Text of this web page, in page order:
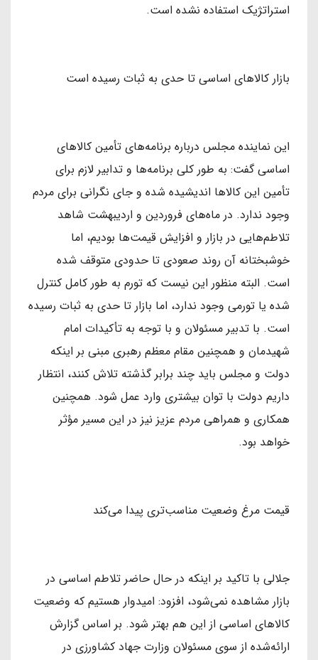
استراتژیک استفاده نشده است.
بازار کالاهای اساسی تا حدی به ثبات رسیده است
این نماینده مجلس درباره برنامه‌های تأمین کالاهای
اساسی گفت: به طور کلی برنامه‌ها و تدابیر لازم برای
تأمین این کالاها اندیشیده شده و جای نگرانی برای مردم
وجود ندارد. در ماه‌های فروردین و اردیبهشت شاهد
تلاطم‌هایی در بازار و افزایش قیمت‌ها بودیم، اما
خوشبختانه آن روند صعودی تا حدودی متوقف شده
است. البته منظور این نیست که تورم به طور کامل کنترل
شده یا تورمی وجود ندارد، اما بازار تا حدی به ثبات رسیده
است. با تدبیر مسئولان و با توجه به تأکیدات امام
شهیدمان و همچنین مقام معظم رهبری مبنی بر اینکه
دولت و مجلس باید چند برابر گذشته تلاش کنند، انتظار
داریم دولت با توان بیشتری وارد عمل شود. همچنین
همکاری و همراهی مردم عزیز نیز در این مسیر مؤثر
خواهد بود.
قیمت مرغ وضعیت مناسب‌تری پیدا می‌کند
جلالی با تاکید بر اینکه در حال حاضر تلاطم اساسی در
بازار مشاهده نمی‌شود، افزود: امیدوار هستیم که وضعیت
کالاهای اساسی از این هم بهتر شود. بر اساس گزارش
ارائه‌شده از سوی مسئولان وزارت جهاد کشاورزی در